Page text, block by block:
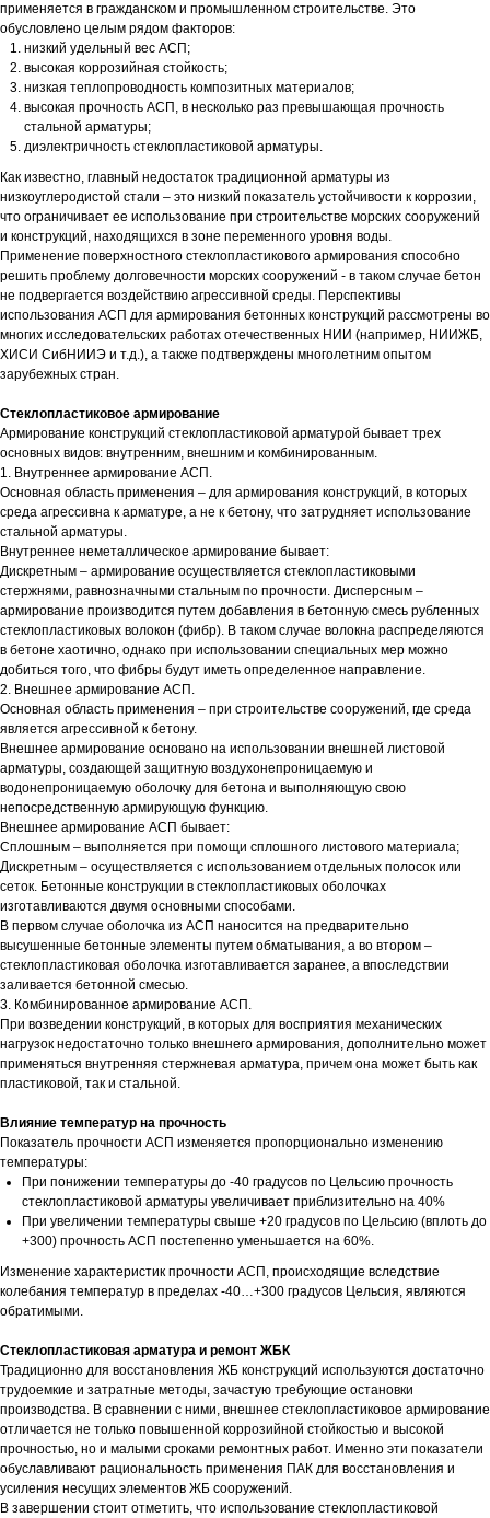
применяется в гражданском и промышленном строительстве. Это
обусловлено целым рядом факторов:
низкий удельный вес АСП;
высокая коррозийная стойкость;
низкая теплопроводность композитных материалов;
высокая прочность АСП, в несколько раз превышающая прочность
стальной арматуры;
диэлектричность стеклопластиковой арматуры.
Как известно, главный недостаток традиционной арматуры из
низкоуглеродистой стали – это низкий показатель устойчивости к коррозии,
что ограничивает ее использование при строительстве морских сооружений
и конструкций, находящихся в зоне переменного уровня воды.
Применение поверхностного стеклопластикового армирования способно
решить проблему долговечности морских сооружений - в таком случае бетон
не подвергается воздействию агрессивной среды. Перспективы
использования АСП для армирования бетонных конструкций рассмотрены во
многих исследовательских работах отечественных НИИ (например, НИИЖБ,
ХИСИ СибНИИЭ и т.д.), а также подтверждены многолетним опытом
зарубежных стран.
Стеклопластиковое армирование
Армирование конструкций стеклопластиковой арматурой бывает трех
основных видов: внутренним, внешним и комбинированным.
1. Внутреннее армирование АСП.
Основная область применения – для армирования конструкций, в которых
среда агрессивна к арматуре, а не к бетону, что затрудняет использование
стальной арматуры.
Внутреннее неметаллическое армирование бывает:
Дискретным – армирование осуществляется стеклопластиковыми
стержнями, равнозначными стальным по прочности. Дисперсным –
армирование производится путем добавления в бетонную смесь рубленных
стеклопластиковых волокон (фибр). В таком случае волокна распределяются
в бетоне хаотично, однако при использовании специальных мер можно
добиться того, что фибры будут иметь определенное направление.
2. Внешнее армирование АСП.
Основная область применения – при строительстве сооружений, где среда
является агрессивной к бетону.
Внешнее армирование основано на использовании внешней листовой
арматуры, создающей защитную воздухонепроницаемую и
водонепроницаемую оболочку для бетона и выполняющую свою
непосредственную армирующую функцию.
Внешнее армирование АСП бывает:
Сплошным – выполняется при помощи сплошного листового материала;
Дискретным – осуществляется с использованием отдельных полосок или
сеток. Бетонные конструкции в стеклопластиковых оболочках
изготавливаются двумя основными способами.
В первом случае оболочка из АСП наносится на предварительно
высушенные бетонные элементы путем обматывания, а во втором –
стеклопластиковая оболочка изготавливается заранее, а впоследствии
заливается бетонной смесью.
3. Комбинированное армирование АСП.
При возведении конструкций, в которых для восприятия механических
нагрузок недостаточно только внешнего армирования, дополнительно может
применяться внутренняя стержневая арматура, причем она может быть как
пластиковой, так и стальной.
Влияние температур на прочность
Показатель прочности АСП изменяется пропорционально изменению
температуры:
При понижении температуры до -40 градусов по Цельсию прочность
стеклопластиковой арматуры увеличивает приблизительно на 40%
При увеличении температуры свыше +20 градусов по Цельсию (вплоть до
+300) прочность АСП постепенно уменьшается на 60%.
Изменение характеристик прочности АСП, происходящие вследствие
колебания температур в пределах -40…+300 градусов Цельсия, являются
обратимыми.
Стеклопластиковая арматура и ремонт ЖБК
Традиционно для восстановления ЖБ конструкций используются достаточно
трудоемкие и затратные методы, зачастую требующие остановки
производства. В сравнении с ними, внешнее стеклопластиковое армирование
отличается не только повышенной коррозийной стойкостью и высокой
прочностью, но и малыми сроками ремонтных работ. Именно эти показатели
обуславливают рациональность применения ПАК для восстановления и
усиления несущих элементов ЖБ сооружений.
В завершении стоит отметить, что использование стеклопластиковой